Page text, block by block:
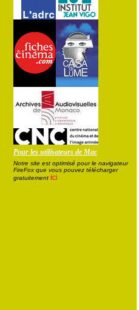
Pour les utilisateurs de Mac
Notre site est optimisé pour le navigateur
FireFox que vous pouvez télécharger
gratuitement ici